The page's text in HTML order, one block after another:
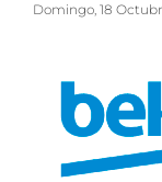
Domingo, 18